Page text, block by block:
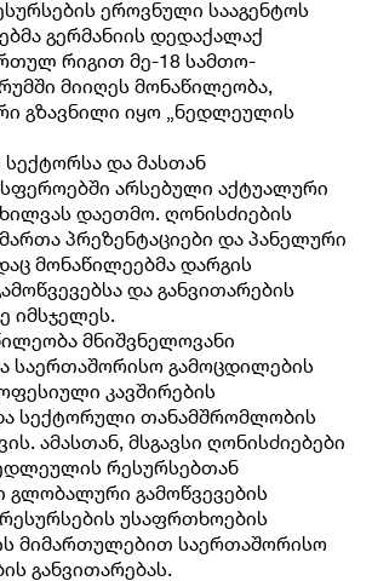
ᲙᲘᲗᲮᲕᲔᲑᲘ
ᲐᲥᲢᲔᲑᲘ
ეროვნული სააგენტოს
გერმანიის დედაქალაქ
რიგით მე-18 სამთო-
მიიღეს მონაწილეობა,
გზავნილი იყო „ნედლეულის
და მასთან
არსებული აქტუალური
დაეთმო. ღონისძიების
პრეზენტაციები და პანელური
მონაწილეებმა დარგის
და განვითარების
იმსჯელეს.
მნიშვნელოვანი
საერთაშორისო გამოცდილების
კავშირების
სექტორული თანამშრომლობის
ამასთან, მსგავსი ღონისძიებები
რესურსებთან
გლობალური გამოწვევების
უსაფრთხოების
მიმართულებით საერთაშორისო
განვითარებას.